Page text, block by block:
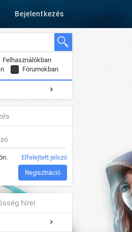
Bejelentkezés
Felhasználókban
Fórumokban
Elfelejtett jelszó
Regisztráció
hírei